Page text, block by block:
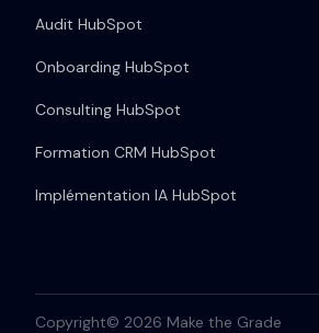
Audit HubSpot
Onboarding HubSpot
Consulting HubSpot
Formation CRM HubSpot
Implémentation IA HubSpot
Copyright© 2026 Make the Grade